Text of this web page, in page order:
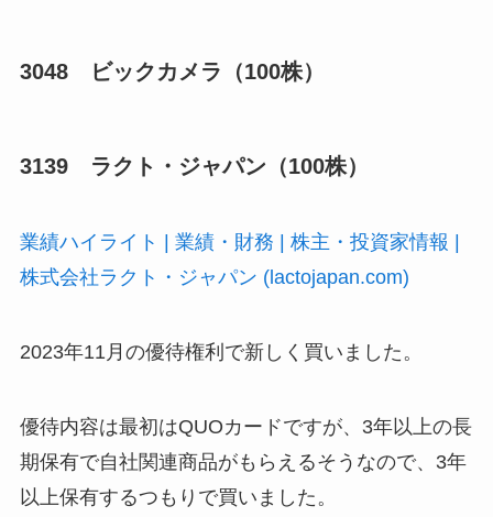
3048 ビックカメラ（100株）
3139 ラクト・ジャパン（100株）
業績ハイライト | 業績・財務 | 株主・投資家情報 |
株式会社ラクト・ジャパン (lactojapan.com)
2023年11月の優待権利で新しく買いました。
優待内容は最初はQUOカードですが、3年以上の長
期保有で自社関連商品がもらえるそうなので、3年
以上保有するつもりで買いました。